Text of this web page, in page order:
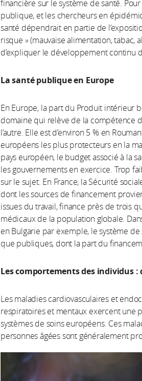
financière sur le système de santé.
publique, et les chercheurs en
santé dépendrait en partie de
risque » (mauvaise alimentation, tabac,
d’expliquer le développement continu
La santé publique en Europe
En Europe, la part du Produit intérieur
domaine qui relève de la compétence
l’autre. Elle est d’environ 5 % en
européens les plus protecteurs en la
pays européen, le budget associé à la
les gouvernements en exercice. Trop
sur le sujet. En France, la Sécurité
dont les sources de financement
issues du travail, finance près de trois
médicaux de la population globale.
en Bulgarie par exemple, le système
que publiques, dont la part du
Les comportements des individus :
Les maladies cardiovasculaires et
respiratoires et mentaux exercent une
systèmes de soins européens. Ces
personnes âgées sont généralement